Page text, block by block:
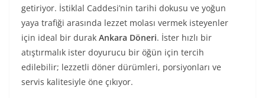
getiriyor. İstiklal Caddesi’nin tarihi dokusu ve yoğun
yaya trafiği arasında lezzet molası vermek isteyenler
için ideal bir durak Ankara Döneri. İster hızlı bir
atıştırmalık ister doyurucu bir öğün için tercih
edilebilir; lezzetli döner dürümleri, porsiyonları ve
servis kalitesiyle öne çıkıyor.